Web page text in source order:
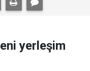
yerleşim